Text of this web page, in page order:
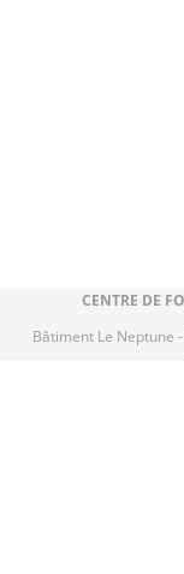
CENTRE DE
Bâtiment Le Neptune